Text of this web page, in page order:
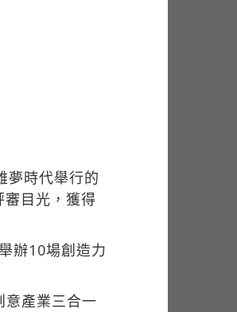
夢時代舉行的
審目光，獲得
辦10場創造力
意產業三合一